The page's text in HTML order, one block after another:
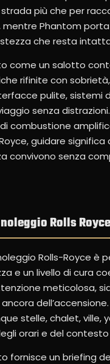
più che per
mentre Phantom
che resta
come un salotto
rifinite con
pulite, sistemi
senza
combustione
guidare
convivono senza
Rolls Royce
Rolls-Royce è
e un livello di cura
meticolosa,
stelle, chalet, ville,
orari e del contesto
fornisce un briefing